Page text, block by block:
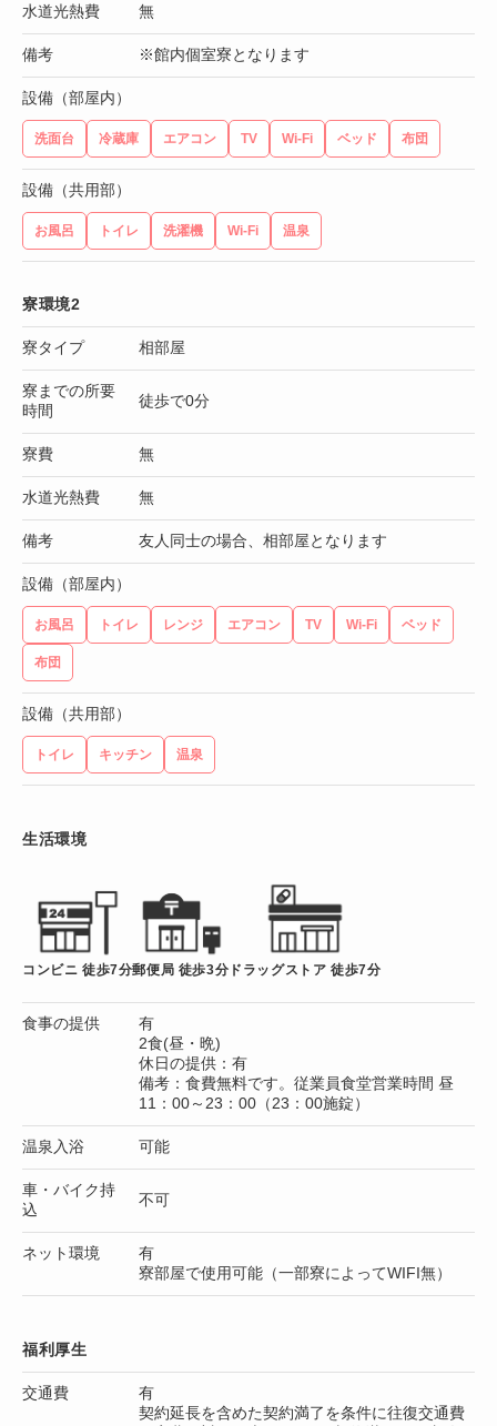
水道光熱費 無
備考 ※館内個室寮となります
設備（部屋内）
洗面台 冷蔵庫 エアコン TV Wi-Fi ベッド 布団
設備（共用部）
お風呂 トイレ 洗濯機 Wi-Fi 温泉
寮環境2
寮タイプ 相部屋
寮までの所要
時間
徒歩で0分
寮費 無
水道光熱費 無
備考 友人同士の場合、相部屋となります
設備（部屋内）
お風呂 トイレ レンジ エアコン TV Wi-Fi ベッド
布団
設備（共用部）
トイレ キッチン 温泉
生活環境
コンビニ 徒歩7分郵便局 徒歩3分 ドラッグストア 徒歩7分
食事の提供
有
2食(昼・晩)
休日の提供：有
備考：食費無料です。従業員食堂営業時間 昼
11：00～23：00（23：00施錠）
温泉入浴 可能
車・バイク持
込
不可
ネット環境
有
寮部屋で使用可能（一部寮によってWIFI無）
福利厚生
交通費
有
契約延長を含めた契約満了を条件に往復交通費